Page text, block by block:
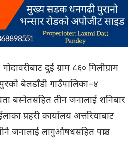
दुई ग्राम ८६० मिलीग्राम
बेलडाँडी गाउँपालिका–४
बस्नेतसहित तीन जनालाई शनिबार
प्रहरी कार्यालय अत्तरियाबाट
जनालाई लागुऔषधसहित पक्राउ